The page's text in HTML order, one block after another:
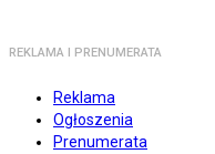
REKLAMA I PRENUMERATA
Reklama
Ogłoszenia
Prenumerata